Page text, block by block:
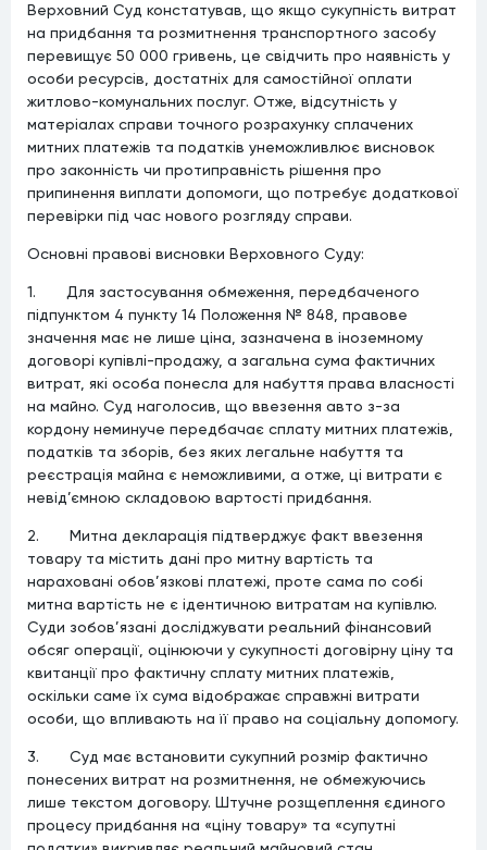
Верховний Суд констатував, що якщо сукупність витрат
на придбання та розмитнення транспортного засобу
перевищує 50 000 гривень, це свідчить про наявність у
особи ресурсів, достатніх для самостійної оплати
житлово-комунальних послуг. Отже, відсутність у
матеріалах справи точного розрахунку сплачених
митних платежів та податків унеможливлює висновок
про законність чи протиправність рішення про
припинення виплати допомоги, що потребує додаткової
перевірки під час нового розгляду справи.
Основні правові висновки Верховного Суду:
1. Для застосування обмеження, передбаченого
підпунктом 4 пункту 14 Положення № 848, правове
значення має не лише ціна, зазначена в іноземному
договорі купівлі-продажу, а загальна сума фактичних
витрат, які особа понесла для набуття права власності
на майно. Суд наголосив, що ввезення авто з-за
кордону неминуче передбачає сплату митних платежів,
податків та зборів, без яких легальне набуття та
реєстрація майна є неможливими, а отже, ці витрати є
невід’ємною складовою вартості придбання.
2. Митна декларація підтверджує факт ввезення
товару та містить дані про митну вартість та
нараховані обов’язкові платежі, проте сама по собі
митна вартість не є ідентичною витратам на купівлю.
Суди зобов’язані досліджувати реальний фінансовий
обсяг операції, оцінюючи у сукупності договірну ціну та
квитанції про фактичну сплату митних платежів,
оскільки саме їх сума відображає справжні витрати
особи, що впливають на її право на соціальну допомогу.
3. Суд має встановити сукупний розмір фактично
понесених витрат на розмитнення, не обмежуючись
лише текстом договору. Штучне розщеплення єдиного
процесу придбання на «ціну товару» та «супутні